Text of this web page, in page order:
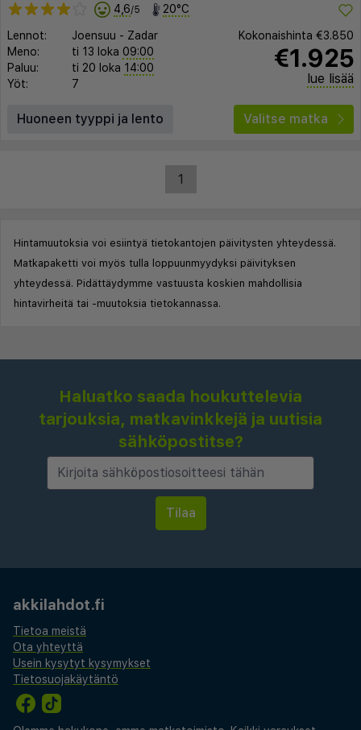
4,6/5 20°C
Lennot: Joensuu - Zadar
Meno:
ti 13 loka 09:00
Paluu:
ti 20 loka 14:00
Yöt:
7
Kokonaishinta €3.850
€1.925
lue lisää
Huoneen tyyppi ja lento Valitse matka
1
Hintamuutoksia voi esiintyä tietokantojen päivitysten yhteydessä.
Matkapaketti voi myös tulla loppuunmyydyksi päivityksen
yhteydessä. Pidättäydymme vastuusta koskien mahdollisia
hintavirheitä tai -muutoksia tietokannassa.
Haluatko saada houkuttelevia
tarjouksia, matkavinkkejä ja uutisia
sähköpostitse?
akkilahdot.fi
Tietoa meistä
Ota yhteyttä
Usein kysytyt kysymykset
Tietosuojakäytäntö